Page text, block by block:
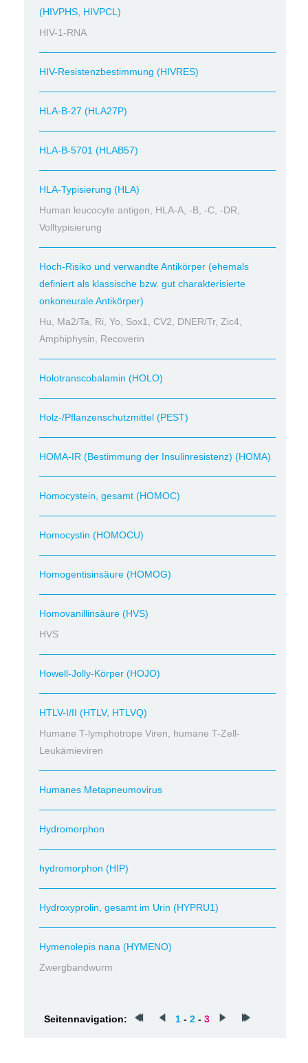
(HIVPHS, HIVPCL)
HIV-1-RNA
HIV-Resistenzbestimmung (HIVRES)
HLA-B-27 (HLA27P)
HLA-B-5701 (HLAB57)
HLA-Typisierung (HLA)
Human leucocyte antigen, HLA-A, -B, -C, -DR,
Volltypisierung
Hoch-Risiko und verwandte Antikörper (ehemals
definiert als klassische bzw. gut charakterisierte
onkoneurale Antikörper)
Hu, Ma2/Ta, Ri, Yo, Sox1, CV2, DNER/Tr, Zic4,
Amphiphysin, Recoverin
Holotranscobalamin (HOLO)
Holz-/Pflanzenschutzmittel (PEST)
HOMA-IR (Bestimmung der Insulinresistenz) (HOMA)
Homocystein, gesamt (HOMOC)
Homocystin (HOMOCU)
Homogentisinsäure (HOMOG)
Homovanillinsäure (HVS)
HVS
Howell-Jolly-Körper (HOJO)
HTLV-I/II (HTLV, HTLVQ)
Humane T-lymphotrope Viren, humane T-Zell-
Leukämieviren
Humanes Metapneumovirus
Hydromorphon
hydromorphon (HIP)
Hydroxyprolin, gesamt im Urin (HYPRU1)
Hymenolepis nana (HYMENO)
Zwergbandwurm
Seitennavigation: 1 - 2 - 3